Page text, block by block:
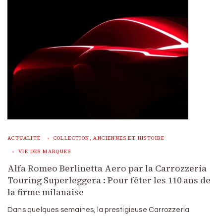
ACTUALITÉ COLLECTION, ANCIENNES ET HISTOIRE
VIE DES MARQUES
Alfa Romeo Berlinetta Aero par la Carrozzeria
Touring Superleggera : Pour fêter les 110 ans de
la firme milanaise
Dans quelques semaines, la prestigieuse Carrozzeria